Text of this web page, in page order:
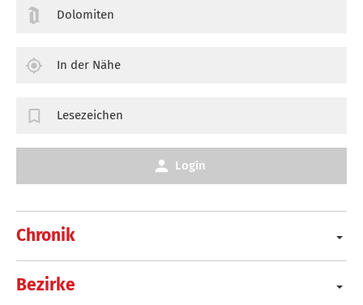
Chronik
Bezirke
Dolomiten
In der Nähe
Lesezeichen
Login